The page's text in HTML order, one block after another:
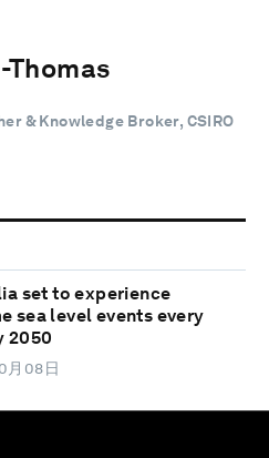
& Knowledge Broker, CSIRO
set to experience
sea level events every
2050
月08日